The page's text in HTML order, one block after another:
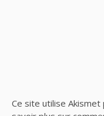
Ce site utilise